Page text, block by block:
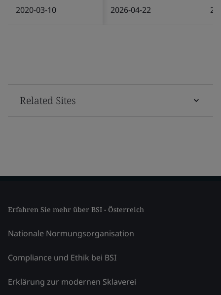
2020-03-10 2026-04-22
Related Sites
Erfahren Sie mehr über BSI - Österreich
Nationale Normungsorganisation
Compliance und Ethik bei BSI
Erklärung zur modernen Sklaverei